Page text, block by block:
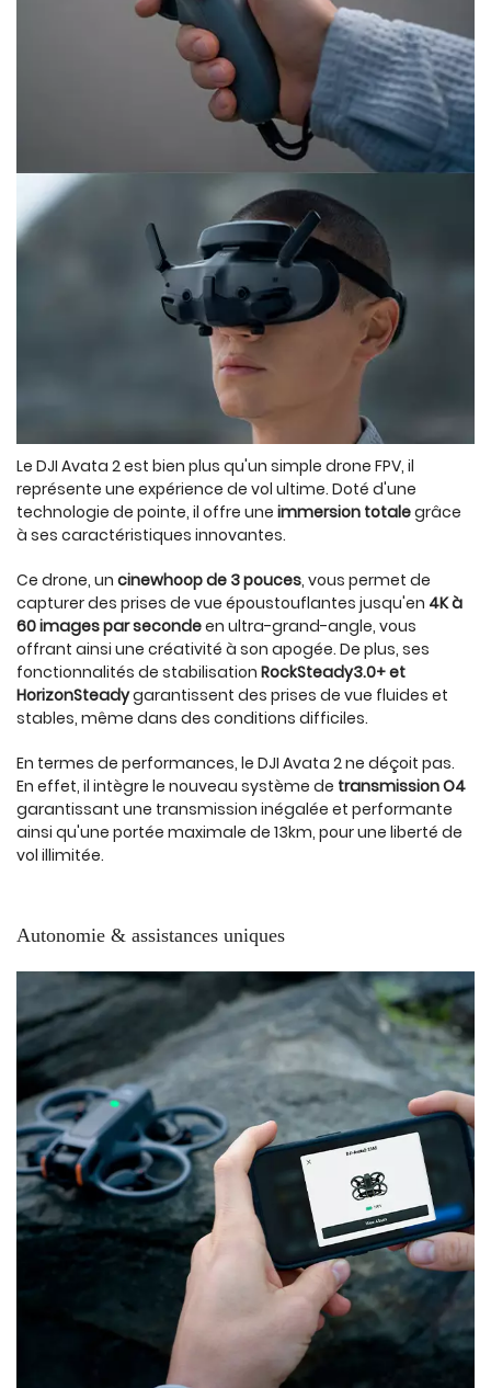
Le DJI Avata 2 est bien plus qu'un simple drone FPV, il
représente une expérience de vol ultime. Doté d'une
technologie de pointe, il offre une immersion totalegrâce
à ses caractéristiques innovantes.
Ce drone, un cinewhoop de 3 pouces, vous permet de
capturer des prises de vue époustouflantes jusqu'en 4K à
60 images par secondeen ultra-grand-angle, vous
offrant ainsi une créativité à son apogée. De plus, ses
fonctionnalités de stabilisation RockSteady3.0+ et
HorizonSteadygarantissent des prises de vue fluides et
stables, même dans des conditions difficiles.
En termes de performances, le DJI Avata 2 ne déçoit pas.
En effet, il intègre le nouveau système de transmission O4
garantissant une transmission inégalée et performante
ainsi qu'une portée maximale de 13km, pour une liberté de
vol illimitée.
Autonomie & assistances uniques